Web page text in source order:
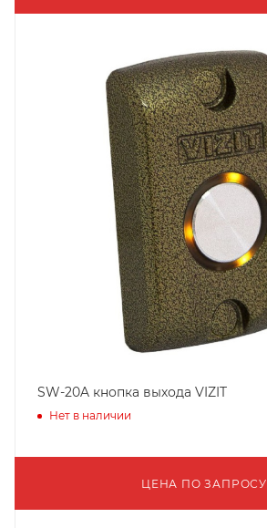
SW-20A кнопка выхода VIZIT
Нет в наличии
ЦЕНА ПО ЗАПРОСУ